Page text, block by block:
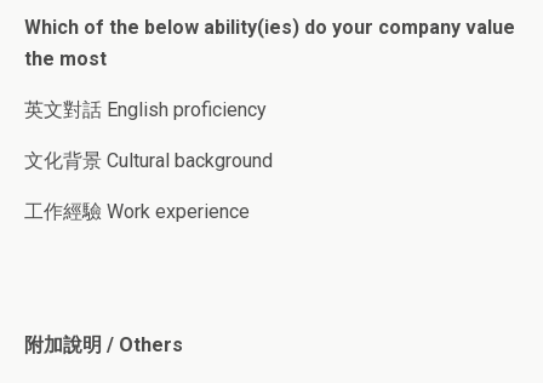
Which of the below ability(ies) do your company value
the most
英文對話 English proficiency
文化背景 Cultural background
工作經驗 Work experience
附加說明 / Others